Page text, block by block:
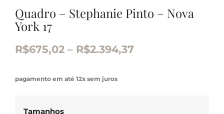
Quadro – Stephanie Pinto – Nova
York 17
R$675,02 – R$2.394,37
pagamento em até 12x sem juros
Tamanhos